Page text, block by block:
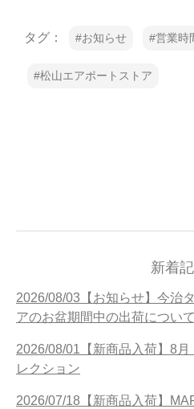
会員サービス
お問い合
新着
2026/08/03【お知らせ】今治
アのお盆期間中の出荷について
2026/08/01【新商品入荷】8
レクション
2026/07/18【新商品入荷】
タグ： お知らせ 営業時
松山エアポートストア